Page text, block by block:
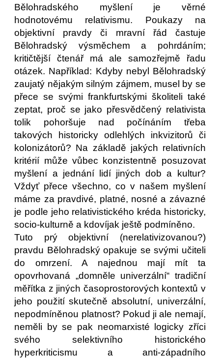
Bělohradského myšlení je věrné
hodnotovému relativismu. Poukazy na
objektivní pravdy či mravní řád častuje
Bělohradský výsměchem a pohrdáním;
kritičtější čtenář má ale samozřejmě řadu
otázek. Například: Kdyby nebyl Bělohradský
zaujatý nějakým silným zájmem, musel by se
přece se svými frankfurtskými školiteli také
zeptat, proč se jako přesvědčený relativista
tolik pohoršuje nad počínáním třeba
takových historicky odlehlých inkvizitorů či
kolonizátorů? Na základě jakých relativních
kritérií může vůbec konzistentně posuzovat
myšlení a jednání lidí jiných dob a kultur?
Vždyť přece všechno, co v našem myšlení
máme za pravdivé, platné, nosné a závazné
je podle jeho relativistického kréda historicky,
socio-kulturně a kdovíjak ještě podmíněno.
Tuto prý objektivní (nerelativizovanou?)
pravdu Bělohradský opakuje se svými učiteli
do omrzení. A najednou mají mít ta
opovrhovaná „domněle univerzální“ tradiční
měřítka z jiných časoprostorových kontextů v
jeho použití skutečně absolutní, univerzální,
nepodmíněnou platnost? Pokud ji ale nemají,
neměli by se pak neomarxisté logicky zříci
svého selektivního historického
hyperkriticismu a anti-západního